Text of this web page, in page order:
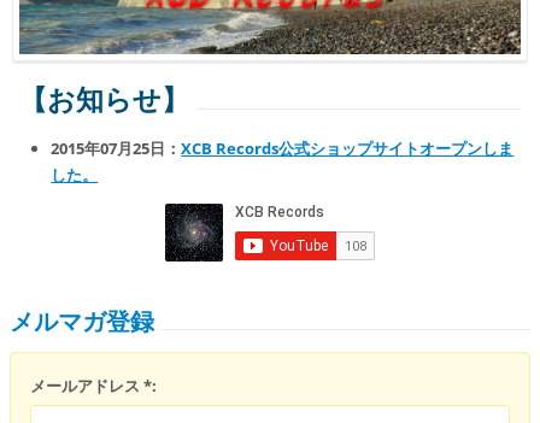
【お知らせ】
2015年07月25日：XCB Records公式ショップサイトオープンしま
した。
メルマガ登録
メールアドレス *: